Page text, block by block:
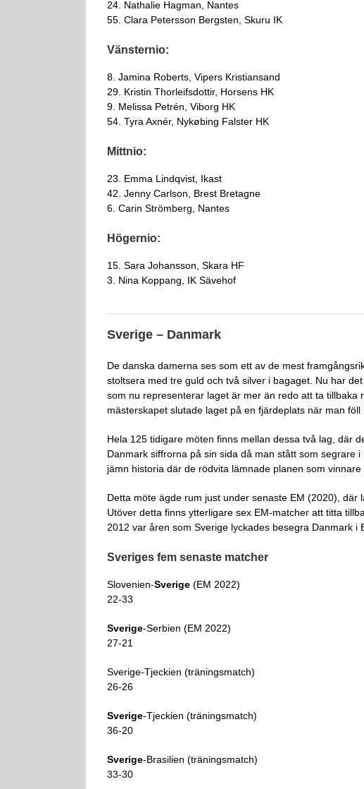
24. Nathalie Hagman, Nantes
55. Clara Petersson Bergsten, Skuru IK
Vänsternio:
8. Jamina Roberts, Vipers Kristiansand
29. Kristin Thorleifsdottir, Horsens HK
9. Melissa Petrén, Viborg HK
54. Tyra Axnér, Nykøbing Falster HK
Mittnio:
23. Emma Lindqvist, Ikast
42. Jenny Carlson, Brest Bretagne
6. Carin Strömberg, Nantes
Högernio:
15. Sara Johansson, Skara HF
3. Nina Koppang, IK Sävehof
Sverige – Danmark
De danska damerna ses som ett av de mest
stoltsera med tre guld och två silver i bagaget. Nu har
som nu representerar laget är mer än redo att ta
mästerskapet slutade laget på en fjärdeplats när man
Hela 125 tidigare möten finns mellan dessa två lag, där
Danmark siffrorna på sin sida då man stått som segrare
jämn historia där de rödvita lämnade planen som vinnare
Detta möte ägde rum just under senaste EM (2020), där
Utöver detta finns ytterligare sex EM-matcher att titta
2012 var åren som Sverige lyckades besegra Danmark
Sveriges fem senaste matcher
Slovenien-Sverige (EM 2022)
22-33
Sverige-Serbien (EM 2022)
27-21
Sverige-Tjeckien (träningsmatch)
26-26
Sverige-Tjeckien (träningsmatch)
36-20
Sverige-Brasilien (träningsmatch)
33-30